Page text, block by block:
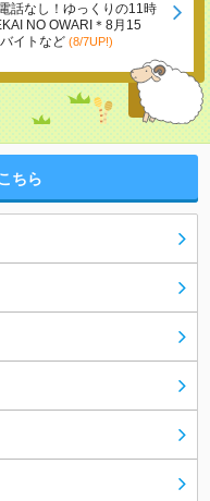
話なし！ゆっくりの11時
NO OWARI＊8月15
イトなど (8/7UP!)
ちら